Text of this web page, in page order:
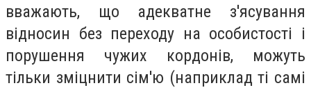
вважають, що адекватне з'ясування
відносин без переходу на особистості і
порушення чужих кордонів, можуть
тільки зміцнити сім'ю (наприклад ті самі